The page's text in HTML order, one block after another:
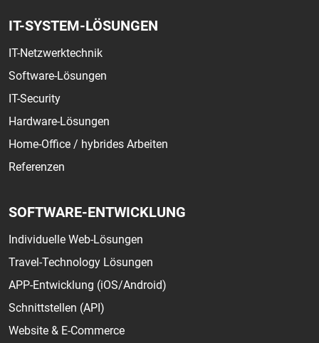
IT-SYSTEM-LÖSUNGEN
IT-Netzwerktechnik
Software-Lösungen
IT-Security
Hardware-Lösungen
Home-Office / hybrides Arbeiten
Referenzen
SOFTWARE-ENTWICKLUNG
Individuelle Web-Lösungen
Travel-Technology Lösungen
APP-Entwicklung (iOS/Android)
Schnittstellen (API)
Website & E-Commerce